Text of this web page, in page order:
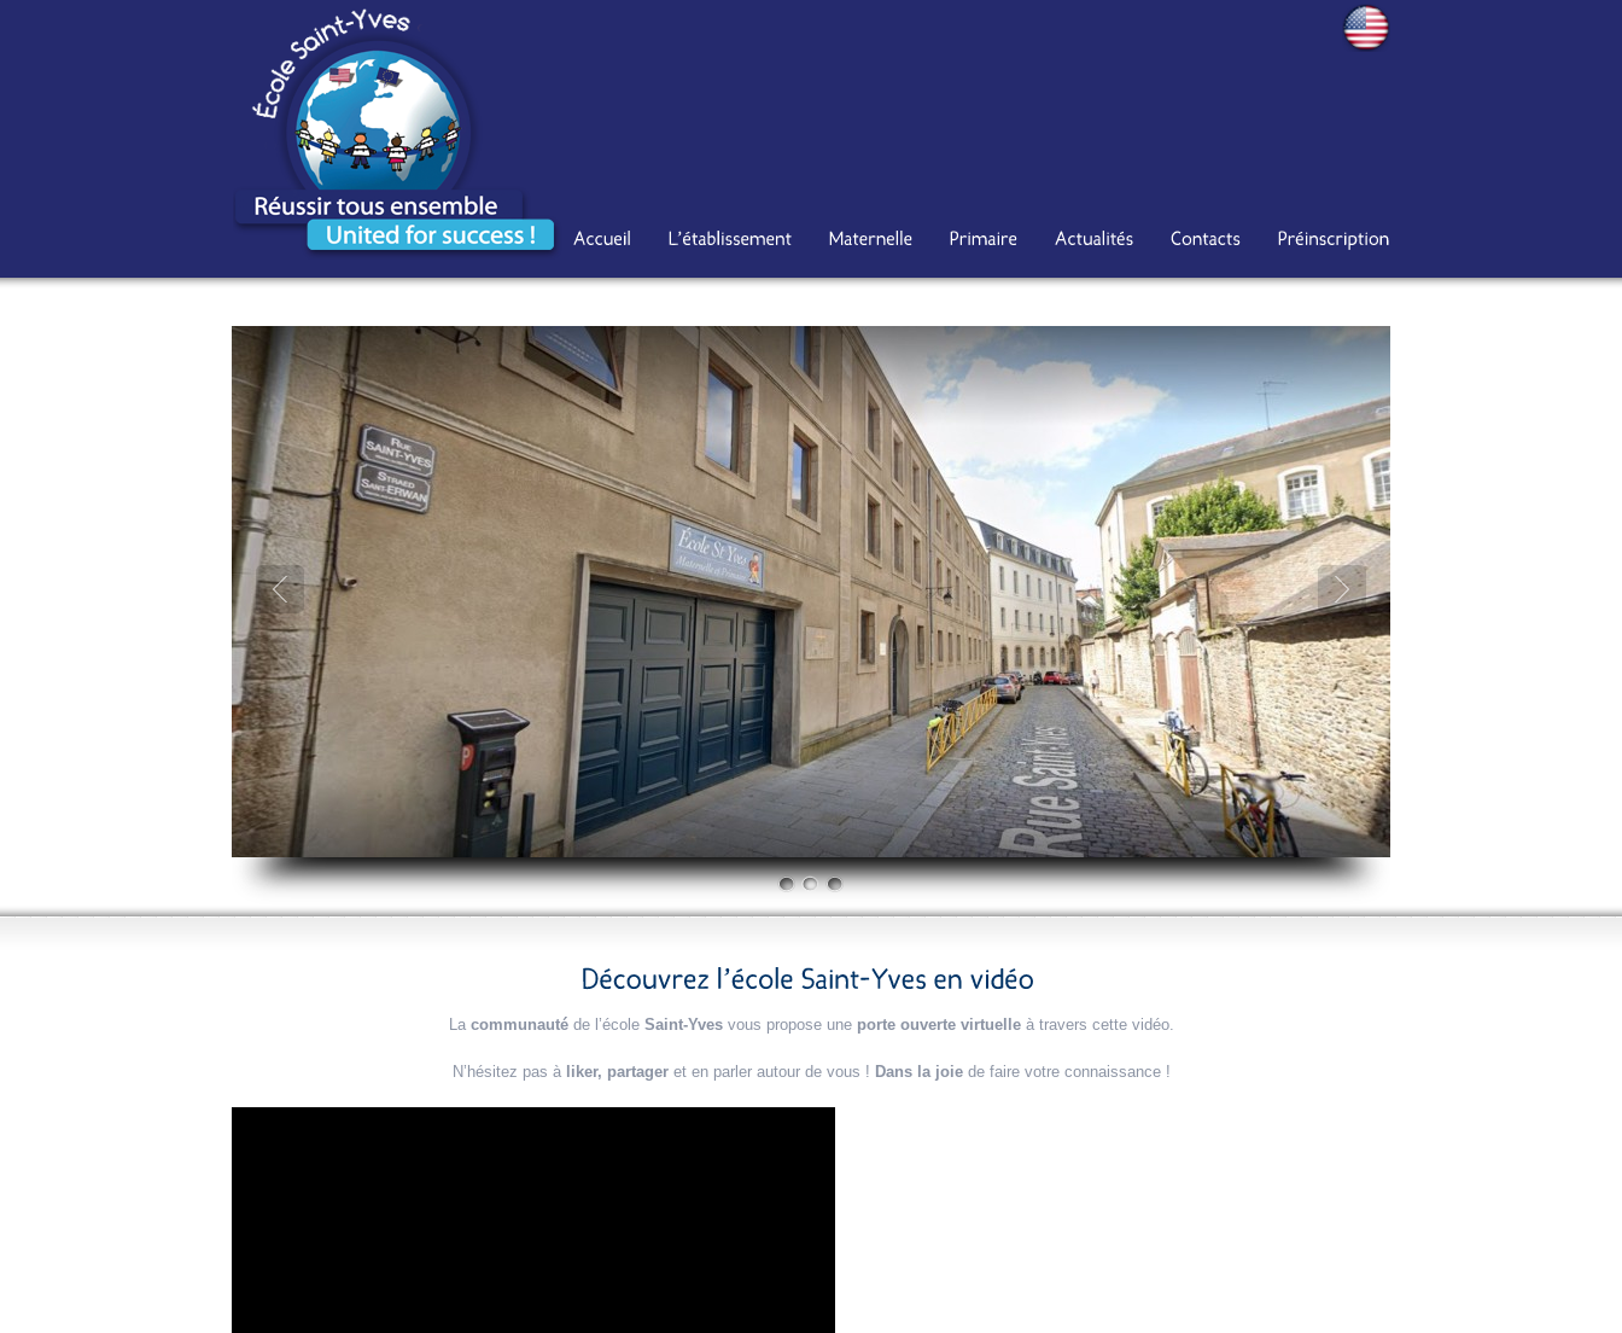
La communautéde l’école Saint-Yvesvous propose une porte ouverte virtuelleà travers cette vidéo.
N’hésitez pas à liker, partageret en parler autour de vous ! Dans la joiede faire votre connaissance !